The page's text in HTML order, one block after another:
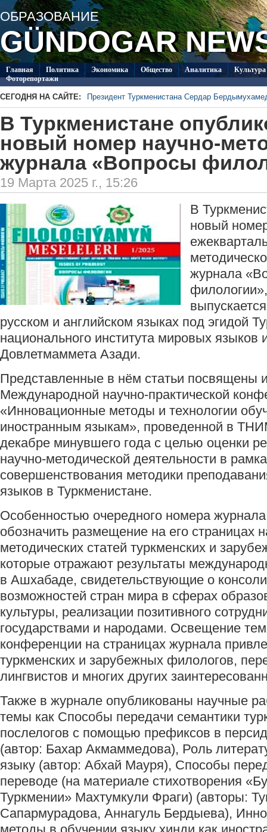
ОБРАЗОВАНИЕ
GÜNDOGAR
Главная Политикa Экономика Общество Аналитика
Культура
Фоторепортажи
СЕГОДНЯ НА САЙТЕ:
Президент Туркменистана Сердар
В посольстве Туркменистана в Душанбе
«Туркменпочта» продолжает развивать
Глава ОБСЕ прибыл с визитом в Туркменистан
Около 20 работ из стран СНГ поступило на
Туркменистан пригласил Ассоциацию «Akhal-
по коневодству
В Туркменистане
новый номер научно-
журнала «Вопросы
19 Марта 2025 г., 15:26
В
новый
журнала
русском и английском языках под эгидой
национального института мировых языков
Довлетмаммета Азади.
Представленные в нём статьи посвящены
Международной научно-практической
«Инновационные методы и технологии
иностранным языкам», проведенной в
декабре минувшего года с целью оценки
научно-методической деятельности в
совершенствования методики
языков в Туркменистане.
Особенностью очередного номера
обозначить размещение на его страницах
методических статей туркменских и
которые отражают результаты
в Ашхабаде, свидетельствующие о
возможностей стран мира в сферах
культуры, реализации позитивного
государствами и народами. Освещение
конференции на страницах журнала
туркменских и зарубежных филологов,
лингвистов и многих других
Также в журнале опубликованы научные
темы как Способы передачи семантики
послелогов с помощью префиксов в
(автор: Бахар Акмаммедова), Роль
языку (автор: Абхай Мауря), Способы
переводе (на материале стихотворения
Туркмении» Махтумкули Фраги) (авторы:
Сапармурадова, Аннагуль Бердыева),